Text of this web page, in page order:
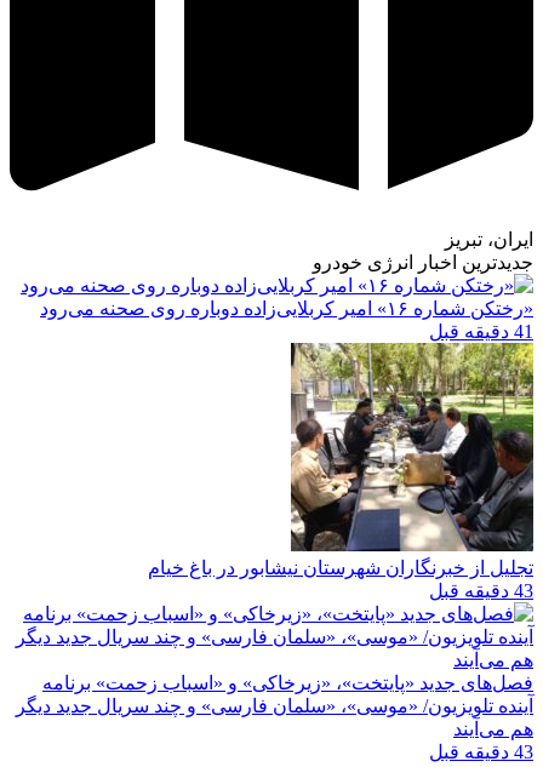
ایران، تبریز
جدیدترین اخبار انرژی خودرو
«رختکن شماره ۱۶» امیر کربلایی‌زاده دوباره روی صحنه می‌رود
41 دقیقه قبل
تجلیل از خبرنگاران شهرستان نیشابور در باغ خیام
43 دقیقه قبل
فصل‌های جدید «پایتخت»، «زیرخاکی» و «اسباب زحمت» برنامه
آینده تلویزیون/ «موسی»، «سلمان فارسی» و چند سریال جدید دیگر
هم می‌آیند
43 دقیقه قبل